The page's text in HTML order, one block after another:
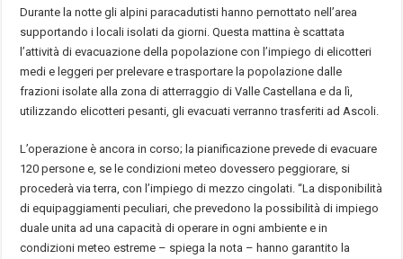
Durante la notte gli alpini paracadutisti hanno pernottato nell’area
supportando i locali isolati da giorni. Questa mattina è scattata
l’attività di evacuazione della popolazione con l’impiego di elicotteri
medi e leggeri per prelevare e trasportare la popolazione dalle
frazioni isolate alla zona di atterraggio di Valle Castellana e da lì,
utilizzando elicotteri pesanti, gli evacuati verranno trasferiti ad Ascoli.
L’operazione è ancora in corso; la pianificazione prevede di evacuare
120 persone e, se le condizioni meteo dovessero peggiorare, si
procederà via terra, con l’impiego di mezzo cingolati. “La disponibilità
di equipaggiamenti peculiari, che prevedono la possibilità di impiego
duale unita ad una capacità di operare in ogni ambiente e in
condizioni meteo estreme – spiega la nota – hanno garantito la